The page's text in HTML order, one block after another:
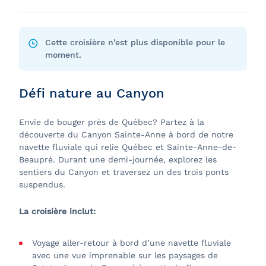
Cette croisière n'est plus disponible pour le
moment.
Défi nature au Canyon
Envie de bouger près de Québec? Partez à la
découverte du Canyon Sainte-Anne à bord de notre
navette fluviale qui relie Québec et Sainte-Anne-de-
Beaupré. Durant une demi-journée, explorez les
sentiers du Canyon et traversez un des trois ponts
suspendus.
La croisière inclut:
Voyage aller-retour à bord d’une navette fluviale
avec une vue imprenable sur les paysages de